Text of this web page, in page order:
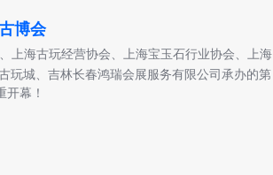
博会
上海古玩经营协会、上海宝玉石行业协会、上海
玩城、吉林长春鸿瑞会展服务有限公司承办的第
幕！